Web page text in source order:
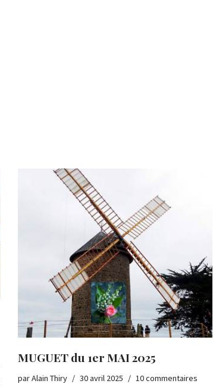
MUGUET du 1er MAI 2025
parAlain Thiry 30 avril 2025 10 commentaires